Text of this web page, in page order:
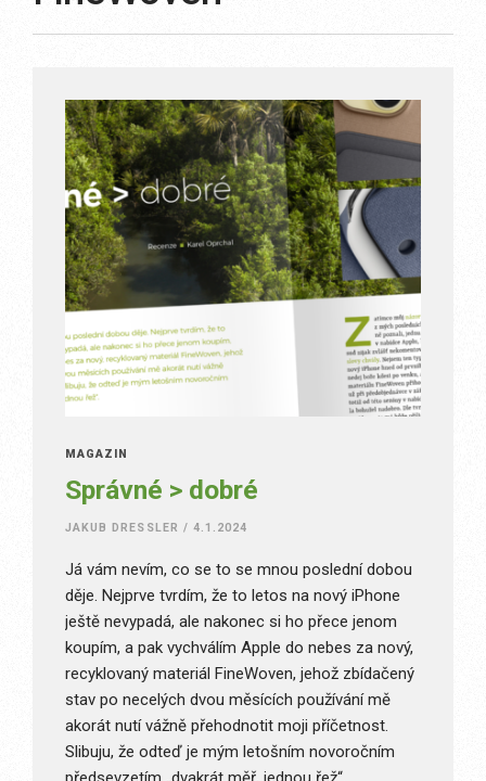
MAGAZÍN
Správné > dobré
JAKUB DRESSLER / 4.1.2024
Já vám nevím, co se to se mnou poslední dobou
děje. Nejprve tvrdím, že to letos na nový iPhone
ještě nevypadá, ale nakonec si ho přece jenom
koupím, a pak vychválím Apple do nebes za nový,
recyklovaný materiál FineWoven, jehož zbídačený
stav po necelých dvou měsících používání mě
akorát nutí vážně přehodnotit moji příčetnost.
Slibuju, že odteď je mým letošním novoročním